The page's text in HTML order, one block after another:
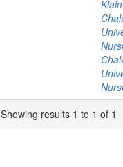
Showing results 1 to 1 of 1